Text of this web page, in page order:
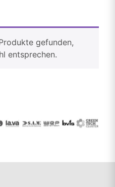
gefunden,
entsprechen.